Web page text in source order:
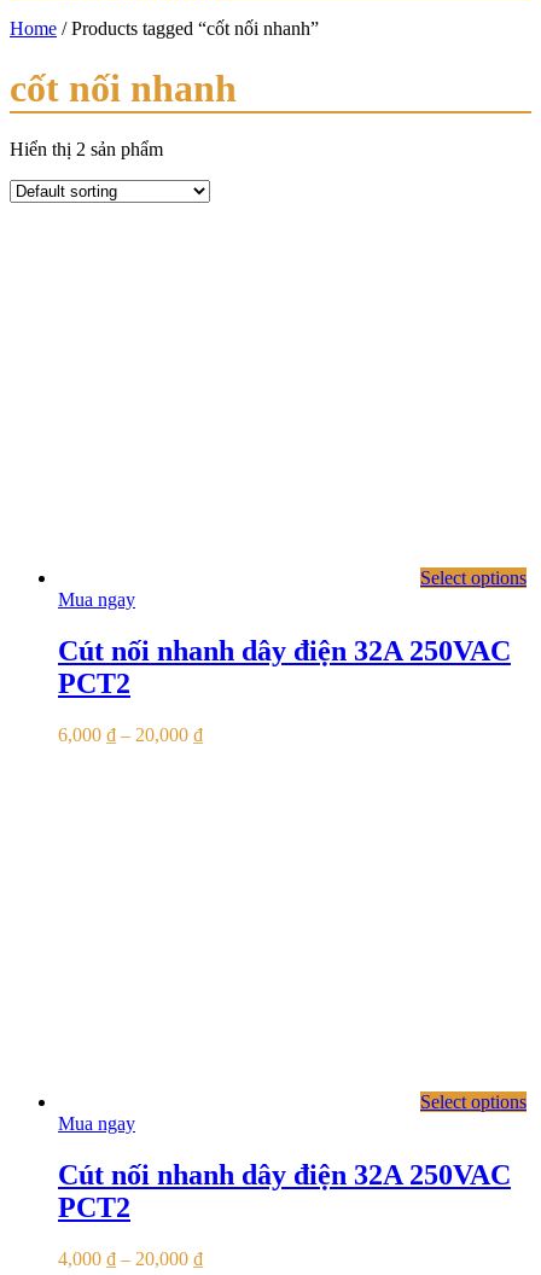
Home / Products tagged “cốt nối nhanh”
cốt nối nhanh
Hiển thị 2 sản phẩm
Select options
Mua ngay
Cút nối nhanh dây điện 32A 250VAC
PCT2
6,000 ₫ – 20,000 ₫
Select options
Mua ngay
Cút nối nhanh dây điện 32A 250VAC
PCT2
4,000 ₫ – 20,000 ₫